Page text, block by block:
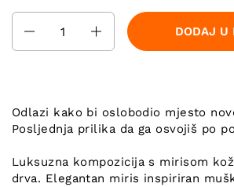
DODAJ U
Odlazi kako bi oslobodio mjesto
Posljednja prilika da ga osvojiš po
Luksuzna kompozicija s mirisom
drva. Elegantan miris inspiriran